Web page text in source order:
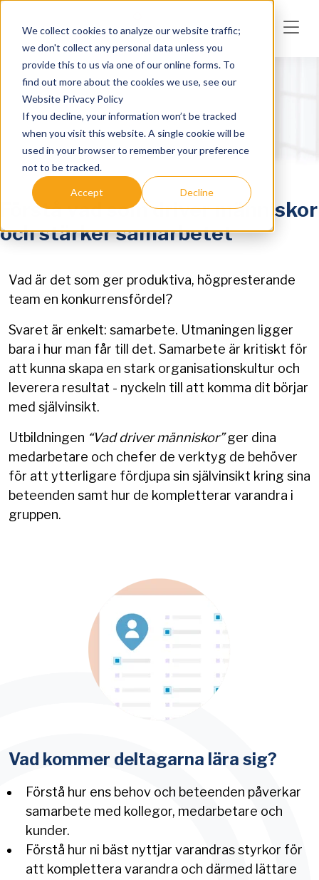
We collect cookies to analyze our website traffic;
we don't collect any personal data unless you
provide this to us via one of our online forms. To
find out more about the cookies we use, see our
Website Privacy Policy
If you decline, your information won’t be tracked
when you visit this website. A single cookie will be
used in your browser to remember your preference
not to be tracked.
Accept Decline
Utbildningar
Vad driver människor?
Vad driver människor är en halvdags utbildning
ger deltagare ett gemensamt språk och en
grundläggande förståelse för sina egna och
andras beteenden, behov och styrkor.
BOKA EN UTBILDNING
Förstå vad som driver människor
och stärker samarbetet
Vad är det som ger produktiva, högpresterande
team en konkurrensfördel?
Svaret är enkelt: samarbete. Utmaningen ligger
bara i hur man får till det. Samarbete är kritiskt för
att kunna skapa en stark organisationskultur och
leverera resultat - nyckeln till att komma dit börjar
med självinsikt.
Utbildningen “Vad driver människor”ger dina
medarbetare och chefer de verktyg de behöver
för att ytterligare fördjupa sin självinsikt kring sina
beteenden samt hur de kompletterar varandra i
gruppen.
Vad kommer deltagarna lära sig?
Förstå hur ens behov och beteenden påverkar
samarbete med kollegor, medarbetare och
kunder.
Förstå hur ni bäst nyttjar varandras styrkor för
att komplettera varandra och därmed lättare